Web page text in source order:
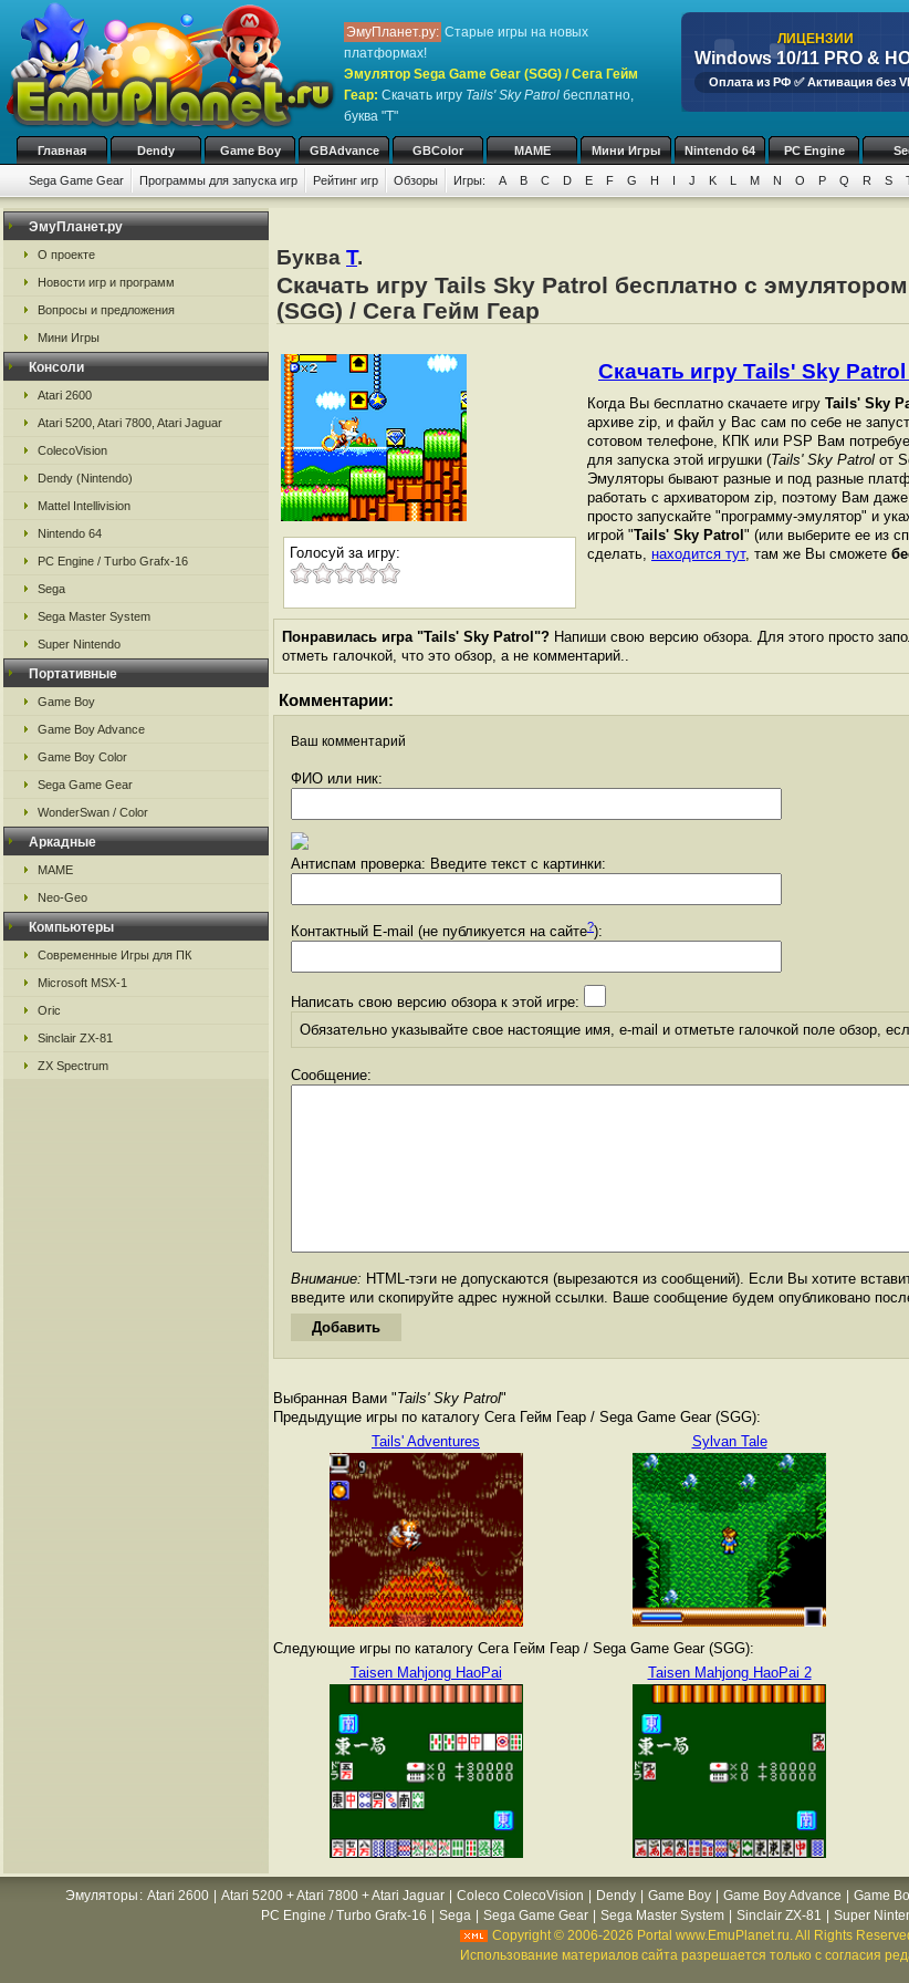
ЭмуПланет.ру: Старые игры на новых
платформах!
Эмулятор Sega Game Gear (SGG) / Сега Гейм
Геар: Скачать игру Tails' Sky Patrol бесплатно,
буква "T"
ЛИЦЕНЗИИ
Windows 10/11 PRO &
Оплата из РФ ✅ Активация без
Главная Dendy Game Boy GBAdvance GBColor MAME Мини Игры Nintendo 64 PC Engine
Sega Game Gear Программы для запуска игр Рейтинг игр Обзоры Игры: A B C D E F G H I J K L M N O P Q R S
ЭмуПланет.ру
О проекте
Новости игр и программ
Вопросы и предложения
Мини Игры
Консоли
Atari 2600
Atari 5200, Atari 7800, Atari Jaguar
ColecoVision
Dendy (Nintendo)
Mattel Intellivision
Nintendo 64
PC Engine / Turbo Grafx-16
Sega
Sega Master System
Super Nintendo
Портативные
Game Boy
Game Boy Advance
Game Boy Color
Sega Game Gear
WonderSwan / Color
Аркадные
MAME
Neo-Geo
Компьютеры
Современные Игры для ПК
Microsoft MSX-1
Oric
Sinclair ZX-81
ZX Spectrum
Буква T.
Скачать игру Tails Sky Patrol бесплатно с
(SGG) / Сега Гейм Геар
Голосуй за игру:
Скачать игру Tails' Sky
Когда Вы бесплатно скачаете игру Tails' Sky
архиве zip, и файл у Вас сам по себе не
сотовом телефоне, КПК или PSP Вам
для запуска этой игрушки (Tails' Sky Patrol от
Эмуляторы бывают разные и под разные
работать с архиватором zip, поэтому Вам
просто запускайте "программу-эмулятор" и
игрой "Tails' Sky Patrol " (или выберите ее из
сделать, находится тут, там же Вы сможете
Понравилась игра "Tails' Sky Patrol"? Напиши свою версию обзора. Для этого просто
отметь галочкой, что это обзор, а не комментарий..
Комментарии:
Ваш комментарий
ФИО или ник:
Антиспам проверка: Введите текст с картинки:
Контактный E-mail (не публикуется на сайте?):
Написать свою версию обзора к этой игре:
Обязательно указывайте свое настоящие имя, e-mail и отметьте галочкой поле обзор,
Сообщение:
Внимание: HTML-тэги не допускаются (вырезаются из сообщений). Если Вы хотите
введите или скопируйте адрес нужной ссылки. Ваше сообщение будем опубликовано
Выбранная Вами "Tails' Sky Patrol"
Предыдущие игры по каталогу Сега Гейм Геар / Sega Game Gear (SGG):
Tails' Adventures
Sylvan Tale
Следующие игры по каталогу Сега Гейм Геар / Sega Game Gear (SGG):
Taisen Mahjong HaoPai
Taisen Mahjong HaoPai 2
Эмуляторы : Atari 2600 Atari 5200 + Atari 7800 + Atari Jaguar Coleco ColecoVision Dendy Game Boy Game Boy Advance Game
PC Engine / Turbo Grafx-16
Sega Sega Game Gear Sega Master System Sinclair ZX-81 Super
Copyright © 2006-2026 Portal www.EmuPlanet.ru. All Rights
Использование материалов сайта разрешается только с согласия